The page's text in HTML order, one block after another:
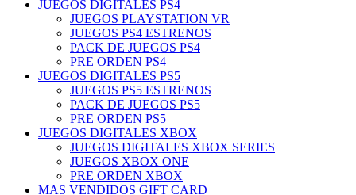
JUEGOS DIGITALES PS4
JUEGOS PLAYSTATION VR
JUEGOS PS4 ESTRENOS
PACK DE JUEGOS PS4
PRE ORDEN PS4
JUEGOS DIGITALES PS5
JUEGOS PS5 ESTRENOS
PACK DE JUEGOS PS5
PRE ORDEN PS5
JUEGOS DIGITALES XBOX
JUEGOS DIGITALES XBOX SERIES
JUEGOS XBOX ONE
PRE ORDEN XBOX
MAS VENDIDOS GIFT CARD